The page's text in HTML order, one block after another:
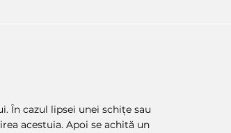
În cazul lipsei unei schițe sau
acestuia. Apoi se achită un